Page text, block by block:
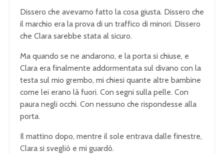
Dissero che avevamo fatto la cosa giusta. Dissero che
il marchio era la prova di un traffico di minori. Dissero
che Clara sarebbe stata al sicuro.
Ma quando se ne andarono, e la porta si chiuse, e
Clara era finalmente addormentata sul divano con la
testa sul mio grembo, mi chiesi quante altre bambine
come lei erano là fuori. Con segni sulla pelle. Con
paura negli occhi. Con nessuno che rispondesse alla
porta.
Il mattino dopo, mentre il sole entrava dalle finestre,
Clara si svegliò e mi guardò.